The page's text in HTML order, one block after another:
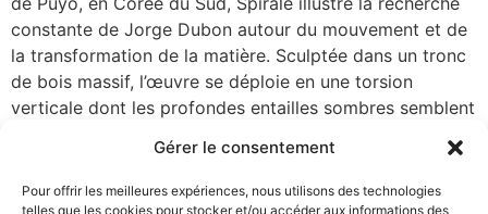
Gérer le consentement
Pour offrir les meilleures expériences, nous utilisons des technologies
telles que les cookies pour stocker et/ou accéder aux informations des
constante de Jorge Dubon autour du mouvement et de
la transformation de la matière. Sculptée dans un tronc
de bois massif, l’œuvre se déploie en une torsion
verticale dont les profondes entailles sombres semblent